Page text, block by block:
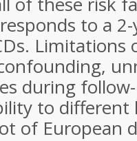
to a
Limitations
during
to different
of European